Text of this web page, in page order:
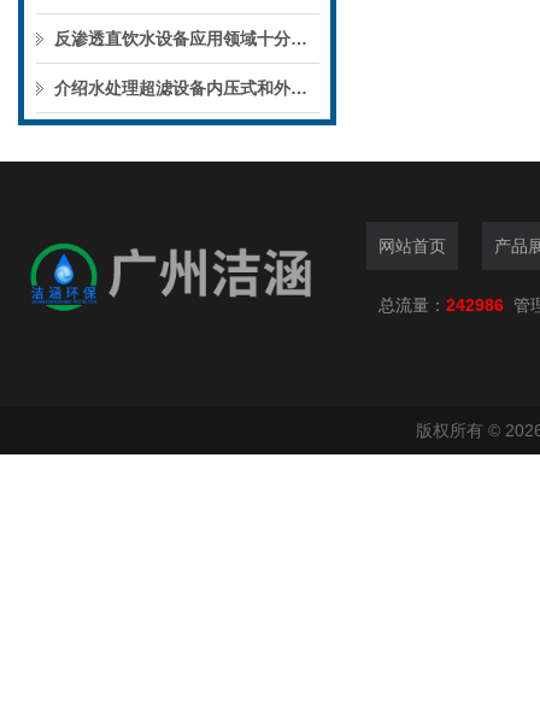
反渗透直饮水设备应用领域十分广泛
介绍水处理超滤设备内压式和外压式的区别
网站首页 产品
总流量： 242986 管
版权所有 ©